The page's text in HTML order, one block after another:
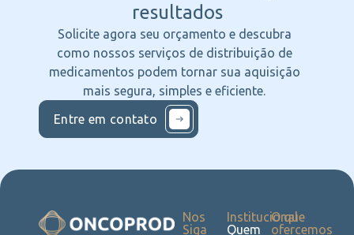
resultados
Solicite agora seu orçamento e descubra
como nossos serviços de distribuição de
medicamentos podem tornar sua aquisição
mais segura, simples e eficiente.
Entre em contato
Institucional
Quem
O que
ofercemos
Nos
Siga